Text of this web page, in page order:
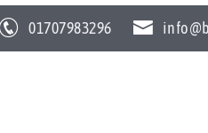
01707983296